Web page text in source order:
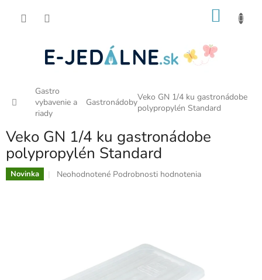
Domov
Gastro
vybavenie a
riady
GastronádobyVeko GN 1/4 ku gastronádobe
polypropylén Standard
Veko GN 1/4 ku gastronádobe
polypropylén Standard
Novinka
Priemerné
Neohodnotené Podrobnosti hodnotenia